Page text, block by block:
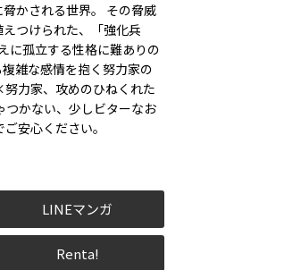
かされる世界。 その脅威
つけられた、「強化兵
に孤立する性格に難ありの
雑な感情を抱く努力家の
力家、攻めのひねくれた
つかない、少しビターなお
安心ください。
LINEマンガ
Renta!